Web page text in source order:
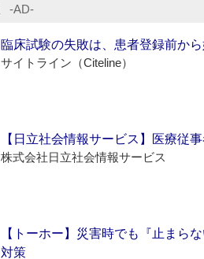
‐AD‐
臨床試験の失敗は、患者登録前から
サイトライン（Citeline）
【日立社会情報サービス】医療従
株式会社日立社会情報サービス
【トーホー】災害時でも『止ま
対策